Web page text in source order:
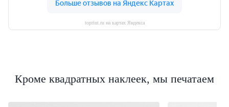
toprint.ru на картах Яндекса
Кроме квадратных наклеек, мы печатаем